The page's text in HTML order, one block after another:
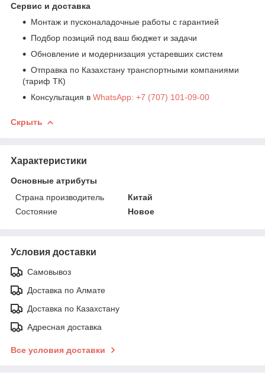
Сервис и доставка
Монтаж и пусконаладочные работы с гарантией
Подбор позиций под ваш бюджет и задачи
Обновление и модернизация устаревших систем
Отправка по Казахстану транспортными компаниями
(тариф ТК)
Консультация в WhatsApp: +7 (707) 101-09-00
Скрыть
Характеристики
Основные атрибуты
Страна производитель
Китай
Состояние
Новое
Условия доставки
Самовывоз
Доставка по Алмате
Доставка по Казахстану
Адресная доставка
Все условия доставки